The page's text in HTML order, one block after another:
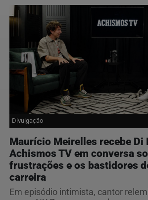
Divulgação
Maurício Meirelles recebe Di
Achismos TV em conversa
frustrações e os bastidores
carreira
Em episódio intimista, cantor